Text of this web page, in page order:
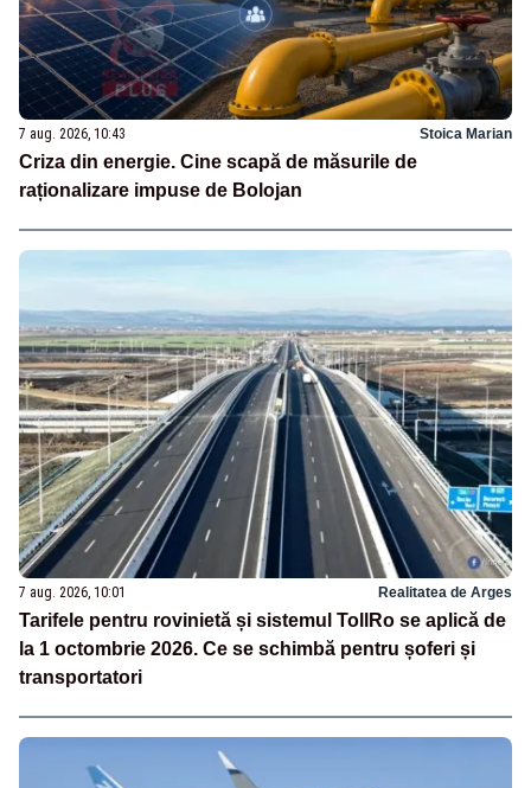
7 aug. 2026, 10:43 Stoica Marian
Criza din energie. Cine scapă de măsurile de
raționalizare impuse de Bolojan
7 aug. 2026, 10:01 Realitatea de Arges
Tarifele pentru rovinietă și sistemul TollRo se aplică de
la 1 octombrie 2026. Ce se schimbă pentru șoferi și
transportatori